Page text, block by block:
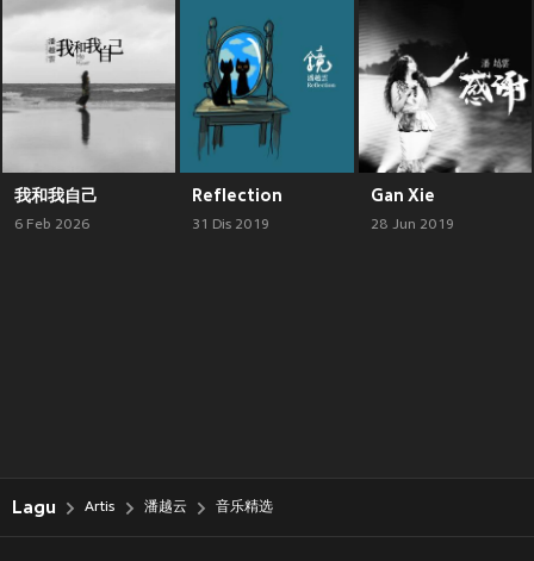
我和我自己
6 Feb 2026
Reflection
31 Dis 2019
Gan Xie
28 Jun 2019
Lagu Artis 潘越云 音乐精选